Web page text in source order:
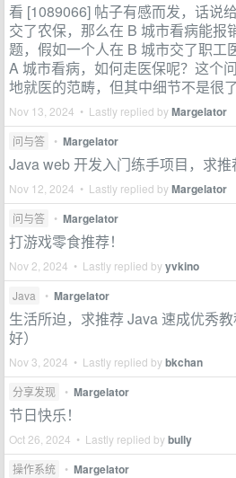
看 [1089066] 帖子有感而发，话说
交了农保，那么在 B 城市看病能报
题，假如一个人在 B 城市交了职工
A 城市看病，如何走医保呢？这个
地就医的范畴，但其中细节不是很了
Nov 13, 2024 • Lastly replied byMargelator
问与答 • Margelator
Java web 开发入门练手项目，求推
Nov 12, 2024 • Lastly replied byMargelator
问与答 • Margelator
打游戏零食推荐！
Nov 2, 2024 • Lastly replied byyvkino
Java • Margelator
生活所迫，求推荐 Java 速成优秀
好）
Nov 3, 2024 • Lastly replied bybkchan
分享发现 • Margelator
节日快乐！
Oct 26, 2024 • Lastly replied bybully
操作系统 • Margelator